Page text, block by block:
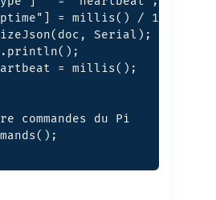
= millis() / 1000;
Serial);
= millis();
commandes du Pi